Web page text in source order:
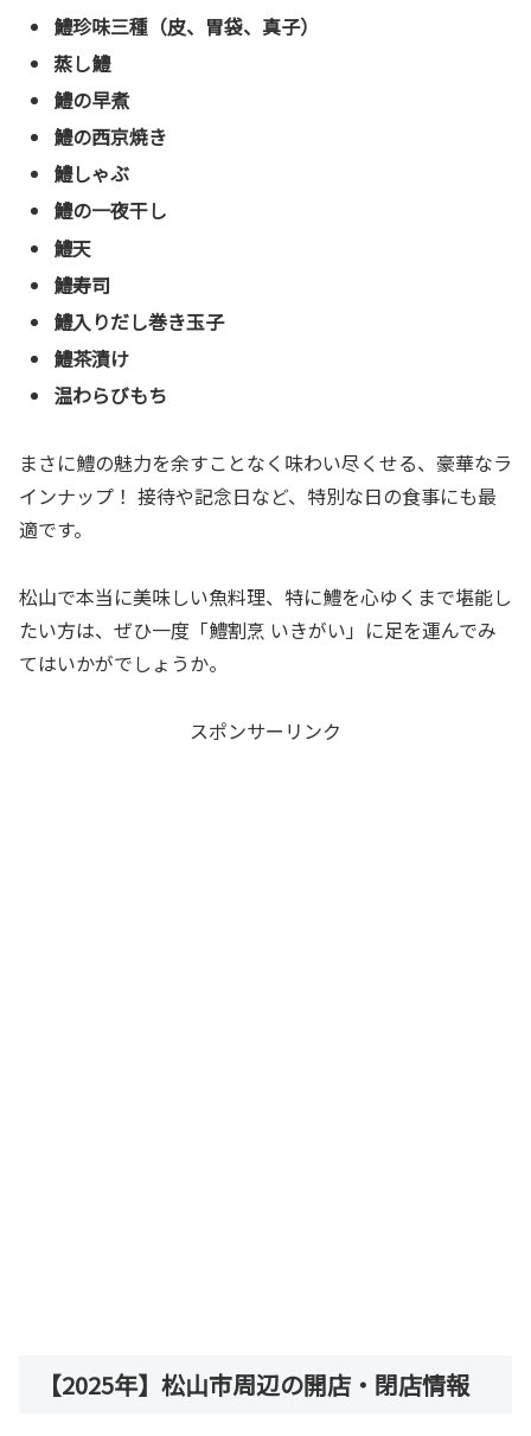
鱧珍味三種（皮、胃袋、真子）
蒸し鱧
鱧の早煮
鱧の西京焼き
鱧しゃぶ
鱧の一夜干し
鱧天
鱧寿司
鱧入りだし巻き玉子
鱧茶漬け
温わらびもち
まさに鱧の魅力を余すことなく味わい尽くせる、豪華なラ
インナップ！ 接待や記念日など、特別な日の食事にも最
適です。
松山で本当に美味しい魚料理、特に鱧を心ゆくまで堪能し
たい方は、ぜひ一度「鱧割烹 いきがい」に足を運んでみ
てはいかがでしょうか。
スポンサーリンク
【2025年】松山市周辺の開店・閉店情報